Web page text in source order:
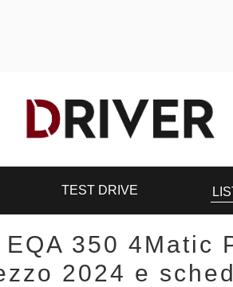
TEST DRIVE
350 4Matic
2024 e